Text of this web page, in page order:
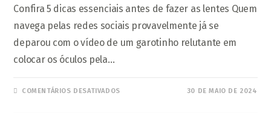
Confira 5 dicas essenciais antes de fazer as lentes Quem
navega pelas redes sociais provavelmente já se
deparou com o vídeo de um garotinho relutante em
colocar os óculos pela…
COMENTÁRIOS DESATIVADOSEM 30 DE MAIO DE 2024